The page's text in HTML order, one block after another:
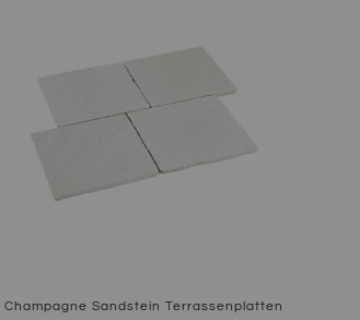
Champagne Sandstein Terrassenplatten